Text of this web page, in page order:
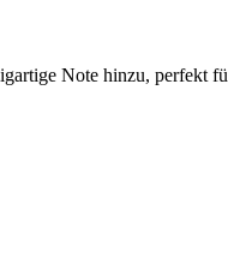
Note hinzu, perfekt